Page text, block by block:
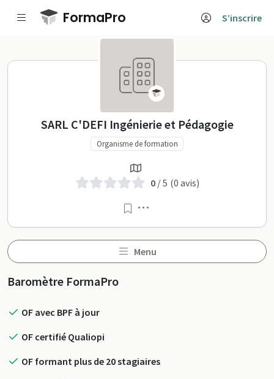
Passer au contenu principal
FormaPro S’inscrire
SARL C'DEFI Ingénierie et
SARL C'DEFI Ingénierie et Pédagogie
Organisme de formation
0/ 5 (0 avis)
Menu
Profil
Baromètre FormaPro
OF avec BPF à jour
OF certifié Qualiopi
OF formant plus de 20 stagiaires